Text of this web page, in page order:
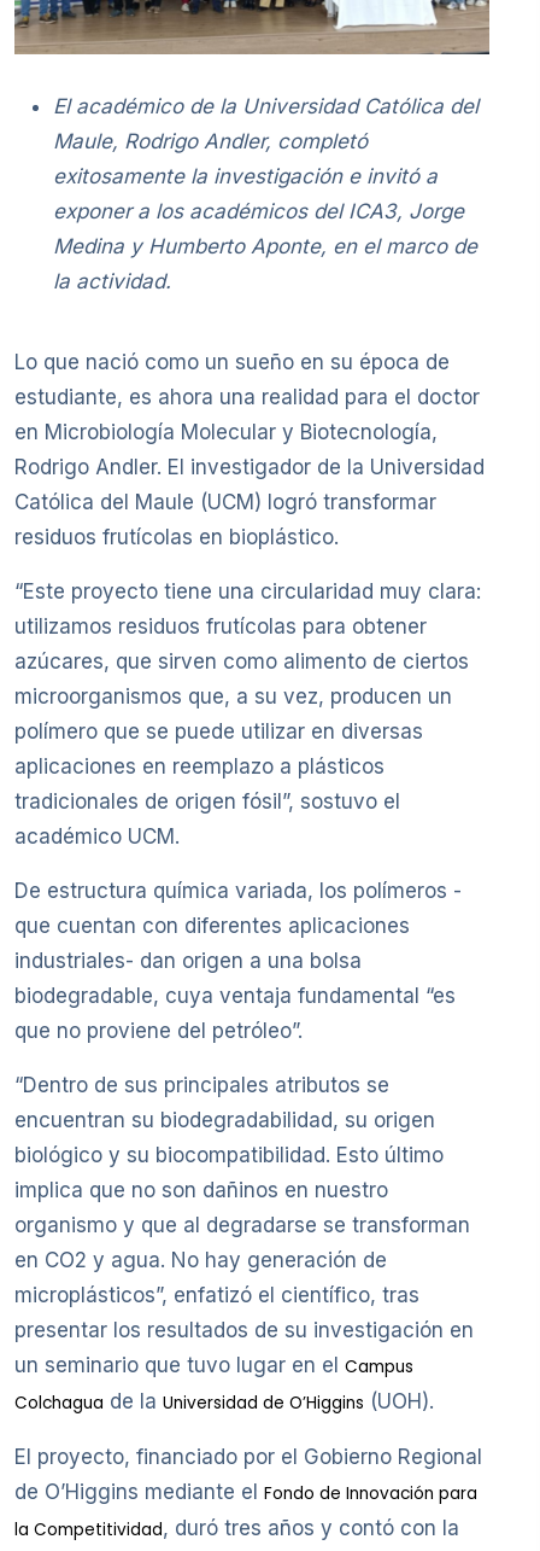
El académico de la Universidad Católica del
Maule, Rodrigo Andler, completó
exitosamente la investigación e invitó a
exponer a los académicos del ICA3, Jorge
Medina y Humberto Aponte, en el marco de
la actividad.
Lo que nació como un sueño en su época de
estudiante, es ahora una realidad para el doctor
en Microbiología Molecular y Biotecnología,
Rodrigo Andler. El investigador de la Universidad
Católica del Maule (UCM) logró transformar
residuos frutícolas en bioplástico.
“Este proyecto tiene una circularidad muy clara:
utilizamos residuos frutícolas para obtener
azúcares, que sirven como alimento de ciertos
microorganismos que, a su vez, producen un
polímero que se puede utilizar en diversas
aplicaciones en reemplazo a plásticos
tradicionales de origen fósil”, sostuvo el
académico UCM.
De estructura química variada, los polímeros -
que cuentan con diferentes aplicaciones
industriales- dan origen a una bolsa
biodegradable, cuya ventaja fundamental “es
que no proviene del petróleo”.
“Dentro de sus principales atributos se
encuentran su biodegradabilidad, su origen
biológico y su biocompatibilidad. Esto último
implica que no son dañinos en nuestro
organismo y que al degradarse se transforman
en CO2 y agua. No hay generación de
microplásticos”, enfatizó el científico, tras
presentar los resultados de su investigación en
un seminario que tuvo lugar en el Campus
Colchagua de la Universidad de O’Higgins (UOH).
El proyecto, financiado por el Gobierno Regional
de O’Higgins mediante el Fondo de Innovación para
la Competitividad, duró tres años y contó con la